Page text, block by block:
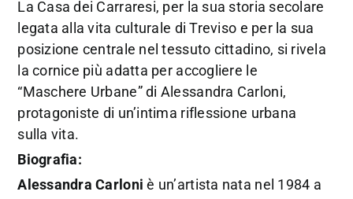
La Casa dei Carraresi, per la sua storia secolare
legata alla vita culturale di Treviso e per la sua
posizione centrale nel tessuto cittadino, si rivela
la cornice più adatta per accogliere le
“Maschere Urbane” di Alessandra Carloni,
protagoniste di un’intima riflessione urbana
sulla vita.
Biografia:
Alessandra Carloniè un’artista nata nel 1984 a